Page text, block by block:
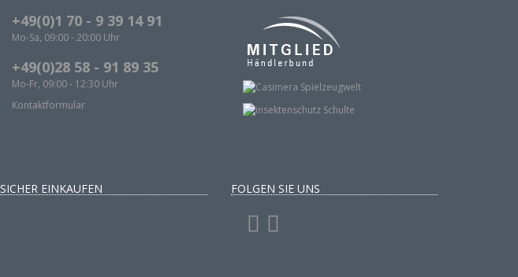
+49(0)1 70 - 9 39 14 91
Mo-Sa, 09:00 - 20:00 Uhr
+49(0)28 58 - 91 89 35
Mo-Fr, 09:00 - 12:30 Uhr
Kontaktformular
SICHER EINKAUFEN FOLGEN SIE UNS